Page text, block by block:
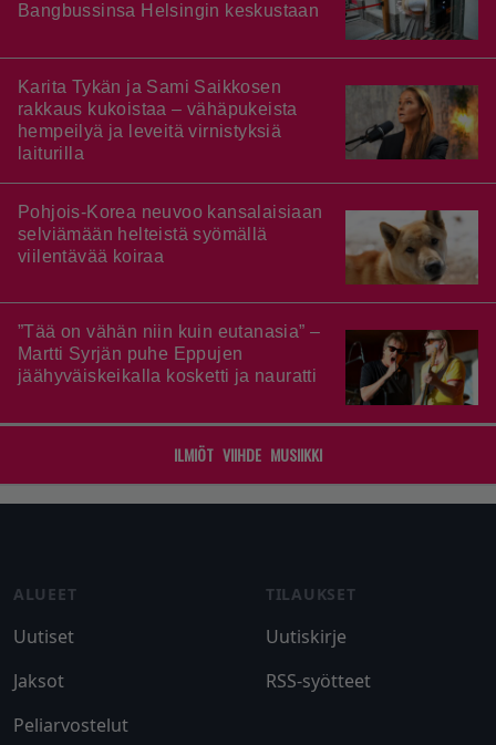
Bangbussinsa Helsingin keskustaan
Karita Tykän ja Sami Saikkosen
rakkaus kukoistaa – vähäpukeista
hempeilyä ja leveitä virnistyksiä
laiturilla
Pohjois-Korea neuvoo kansalaisiaan
selviämään helteistä syömällä
viilentävää koiraa
”Tää on vähän niin kuin eutanasia” –
Martti Syrjän puhe Eppujen
jäähyväiskeikalla kosketti ja nauratti
ILMIÖT VIIHDE MUSIIKKI
ALUEET
Uutiset
Jaksot
Peliarvostelut
TILAUKSET
Uutiskirje
RSS-syötteet